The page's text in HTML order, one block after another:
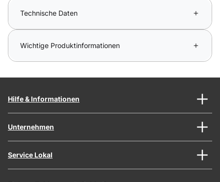
Technische Daten
Wichtige Produktinformationen
Hilfe & Informationen
Unternehmen
Service Lokal